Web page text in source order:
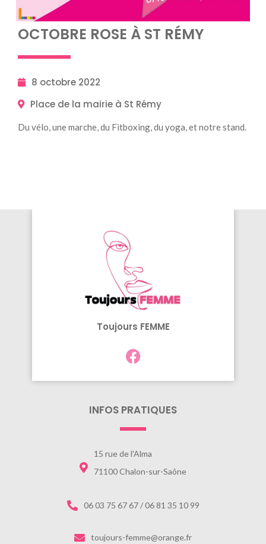
OCTOBRE ROSE À ST RÉMY
8 octobre 2022
Place de la mairie à St Rémy
Du vélo, une marche, du Fitboxing, du yoga, et notre stand.
Toujours FEMME
INFOS PRATIQUES
15 rue de l'Alma
71100 Chalon-sur-Saône
06 03 75 67 67 / 06 81 35 10 99
toujours-femme@orange.fr